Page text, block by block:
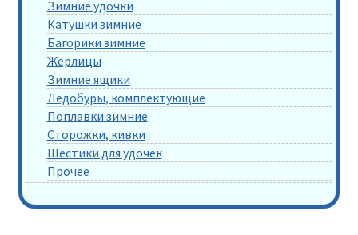
Зимние удочки
Катушки зимние
Багорики зимние
Жерлицы
Зимние ящики
Ледобуры, комплектующие
Поплавки зимние
Сторожки, кивки
Шестики для удочек
Прочее